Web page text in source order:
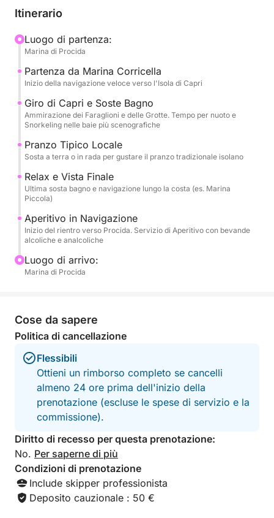
Capri. Effettueremo il giro completo dell'isola,
la Grotta Verde, con ampie opportunità per le soste
bagno nelle baie più celebri e l'attrezzatura per lo
snorkeling sempre disponibile.
L'esperienza culinaria è un punto culminante: è
incluso un delizioso PRANZO tipico locale, da
gustare in un ristorante a terra o a bordo. Verso il
rientro, ti attenderà un ricco aperitivo con bevande
alcoliche e analcoliche, servito durante la
navigazione finale. Il comfort è garantito per l'intera
giornata grazie a servizi igienici, doccetta
rinfrescante e impianto stereo. Otto ore di mare,
storia e mito.
IL COSTO DEL CARBURANTE PER QUESTA
ESPERIENZA È DI 600€
Itinerario
Luogo di partenza:
Marina di Procida
Partenza da Marina Corricella
Inizio della navigazione veloce verso l'Isola di Capri
Giro di Capri e Soste Bagno
Ammirazione dei Faraglioni e delle Grotte. Tempo per nuoto e
Snorkeling nelle baie più scenografiche
Pranzo Tipico Locale
Sosta a terra o in rada per gustare il pranzo tradizionale isolano
Relax e Vista Finale
Ultima sosta bagno e navigazione lungo la costa (es. Marina
Piccola)
Aperitivo in Navigazione
Inizio del rientro verso Procida. Servizio di Aperitivo con bevande
alcoliche e analcoliche
Luogo di arrivo:
Marina di Procida
Cose da sapere
Politica di cancellazione
Flessibili
Ottieni un rimborso completo se cancelli
almeno 24 ore prima dell'inizio della
prenotazione (escluse le spese di servizio e la
commissione).
Diritto di recesso per questa prenotazione:
No. Per saperne di più
Condizioni di prenotazione
Include skipper professionista
Deposito cauzionale : 50 €